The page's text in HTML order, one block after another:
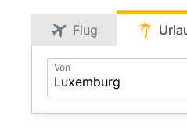
Flug
Application
Intelligent
Package
Search
Von